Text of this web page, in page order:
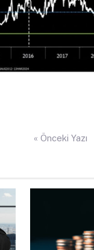
« Önceki Yazı